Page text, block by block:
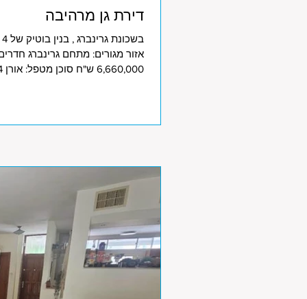
דירת גן מרהיבה
6,660,000 ש"ח סוכן מטפל: אורן 054-2255524 תאריך עדכון: 4/6/2026 צפו במיקום הנכס